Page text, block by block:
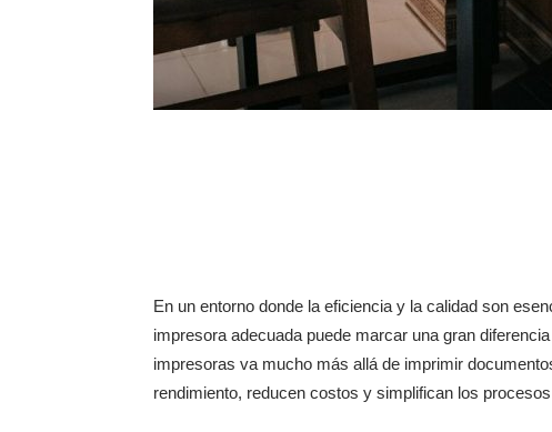
En un entorno donde la eficiencia y la calidad son
impresora adecuada puede marcar una gran
impresoras va mucho más allá de imprimir
rendimiento, reducen costos y simplifican los